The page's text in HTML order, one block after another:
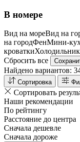
В номере
Вид на мореВид на
на городФенМини-
кроваткиХолодильник
Сбросить все
Найдено вариантов:
Сортировка
Сортировать
Наши рекомендации
По рейтингу
Расстояние до центра
Сначала дешевле
Сначала дороже